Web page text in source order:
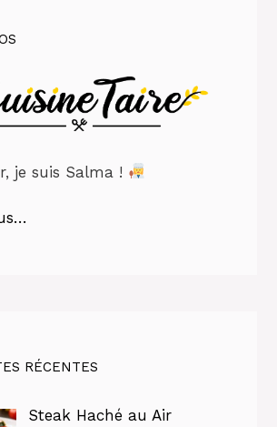
je suis Salma !
RÉCENTES
Steak Haché au Air